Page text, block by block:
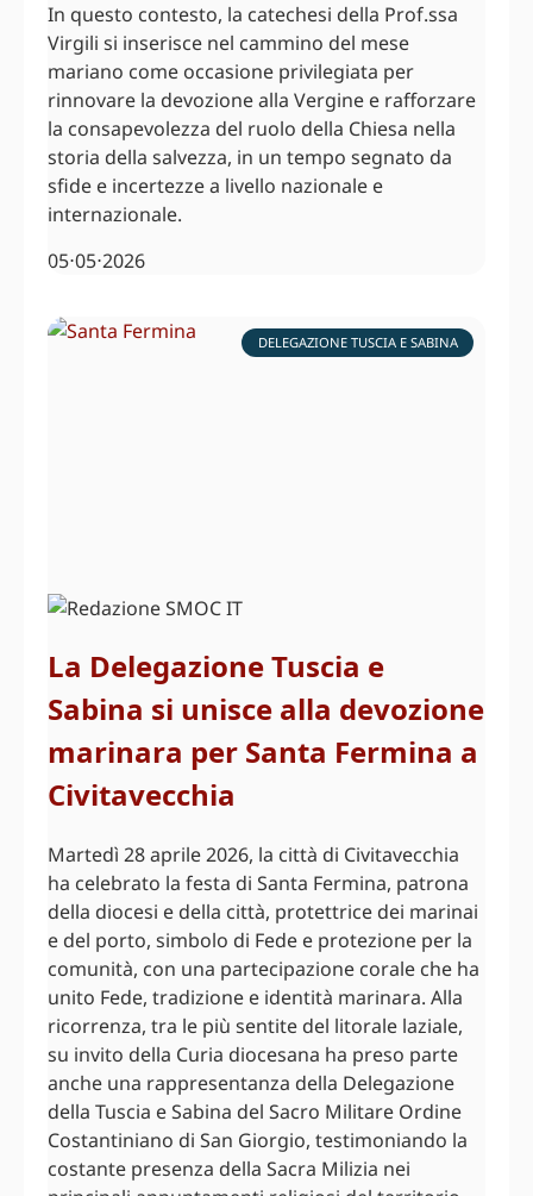
In questo contesto, la catechesi della Prof.ssa
Virgili si inserisce nel cammino del mese
mariano come occasione privilegiata per
rinnovare la devozione alla Vergine e rafforzare
la consapevolezza del ruolo della Chiesa nella
storia della salvezza, in un tempo segnato da
sfide e incertezze a livello nazionale e
internazionale.
05⋅05⋅2026
DELEGAZIONE TUSCIA E SABINA
La Delegazione Tuscia e
Sabina si unisce alla devozione
marinara per Santa Fermina a
Civitavecchia
Martedì 28 aprile 2026, la città di Civitavecchia
ha celebrato la festa di Santa Fermina, patrona
della diocesi e della città, protettrice dei marinai
e del porto, simbolo di Fede e protezione per la
comunità, con una partecipazione corale che ha
unito Fede, tradizione e identità marinara. Alla
ricorrenza, tra le più sentite del litorale laziale,
su invito della Curia diocesana ha preso parte
anche una rappresentanza della Delegazione
della Tuscia e Sabina del Sacro Militare Ordine
Costantiniano di San Giorgio, testimoniando la
costante presenza della Sacra Milizia nei